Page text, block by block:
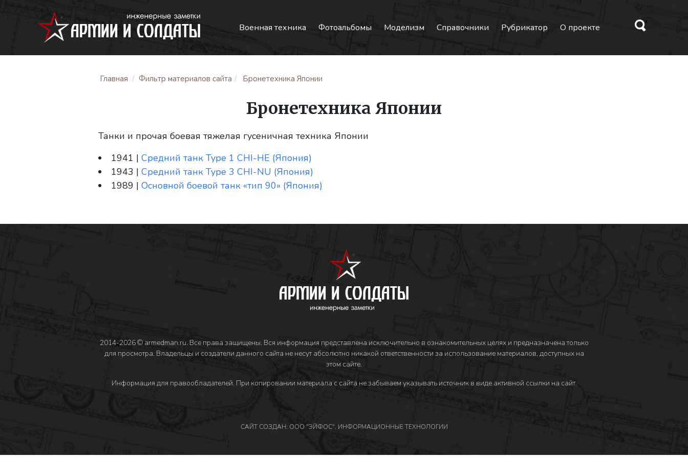
Военная техника Фотоальбомы Моделизм Справочники Рубрикатор О проекте
Главная Фильтр материалов сайта Бронетехника Японии
Бронетехника Японии
Танки и прочая боевая тяжелая гусеничная техника Японии
1941 | Средний танк Type 1 CHI-HE (Япония)
1943 | Средний танк Type 3 CHI-NU (Япония)
1989 | Основной боевой танк «тип 90» (Япония)
2014-2026 © armedman.ru. Все права защищены. Вся информация представлена исключительно в ознакомительных целях и предназначена только
для просмотра. Владельцы и создатели данного сайта не несут абсолютно никакой ответственности за использование материалов, доступных на
этом сайте.
Информация для правообладателей. При копировании материала с сайта не забываем указывать источник в виде активной ссылки на сайт.
САЙТ СОЗДАН: ООО "ЭЙФОС". ИНФОРМАЦИОННЫЕ ТЕХНОЛОГИИ